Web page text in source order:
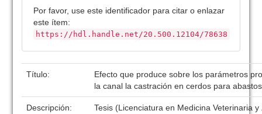
Por favor, use este identificador para citar o enlazar
este ítem:
https://hdl.handle.net/20.500.12104/78638
Título:
Efecto que produce sobre los parámetros
la canal la castración en cerdos para
Descripción:
Tesis (Licenciatura en Medicina Veterinaria